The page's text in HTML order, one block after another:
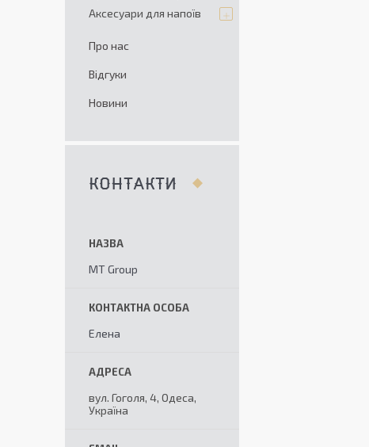
Аксесуари для напоїв
Про нас
Відгуки
Новини
КОНТАКТИ
MT Group
Елена
вул. Гоголя, 4, Одеса,
Україна